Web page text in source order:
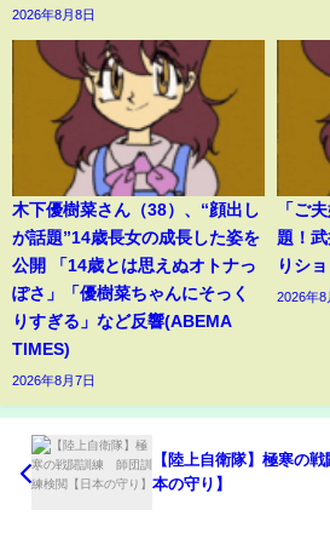
2026年8月8日
木下優樹菜さん（38）、“顔出し
が話題”14歳長女の成長した姿を
公開 「14歳とは思えぬオトナっ
ぽさ」「優樹菜ちゃんにそっく
りすぎる」など反響(ABEMA
TIMES)
2026年8月7日
「ご
題！
りシ
2026年8
【陸上自衛隊】極寒の
本の守り】